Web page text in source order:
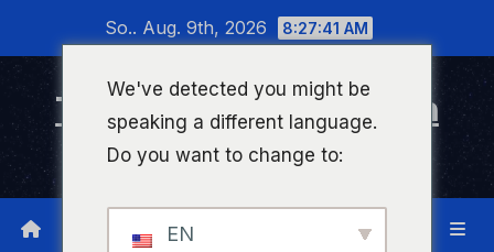
wechseln
So.. Aug. 9th, 2026 8:27:41 AM
Timeline Bad Kreuznach
Infonetzwerk für Bad Kreuznach
We've detected you might be
speaking a different language.
Do you want to change to:
EN